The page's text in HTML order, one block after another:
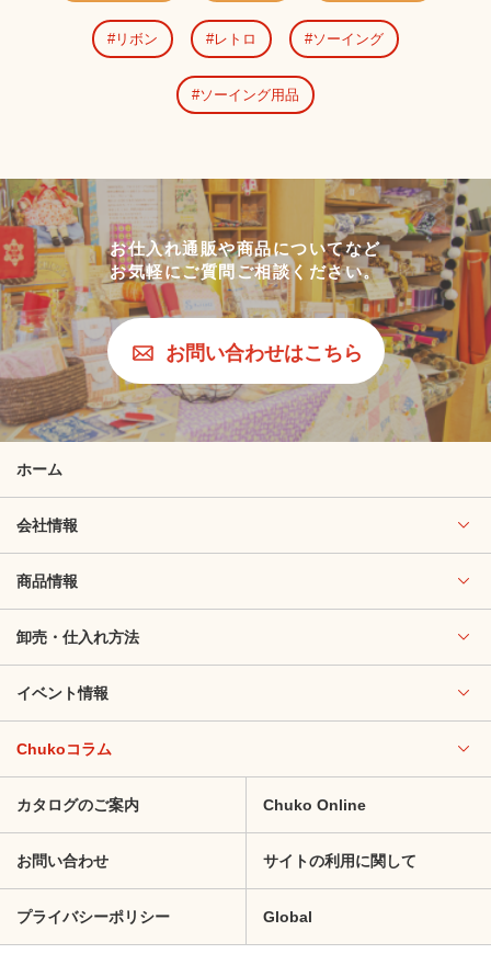
リボン レトロ ソーイング
ソーイング用品
お仕入れ通販や商品についてなど
お気軽にご質問ご相談ください。
お問い合わせはこちら
ホーム
会社情報
商品情報
卸売・仕入れ方法
イベント情報
Chukoコラム
カタログのご案内 Chuko Online
お問い合わせ サイトの利用に関して
プライバシーポリシー Global